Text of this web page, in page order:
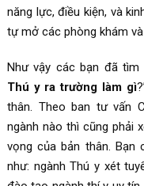
năng lực, điều kiện, và
tự mở các phòng khám
Như vậy các bạn đã
Thú y ra trường làm gì
thân. Theo ban tư vấn
ngành nào thì cũng phải
vọng của bản thân. Bạn
như: ngành Thú y xét